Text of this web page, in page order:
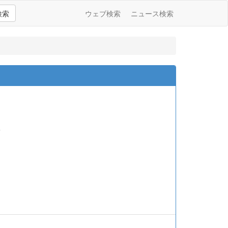
索 ウェブ検索 ニュース検索